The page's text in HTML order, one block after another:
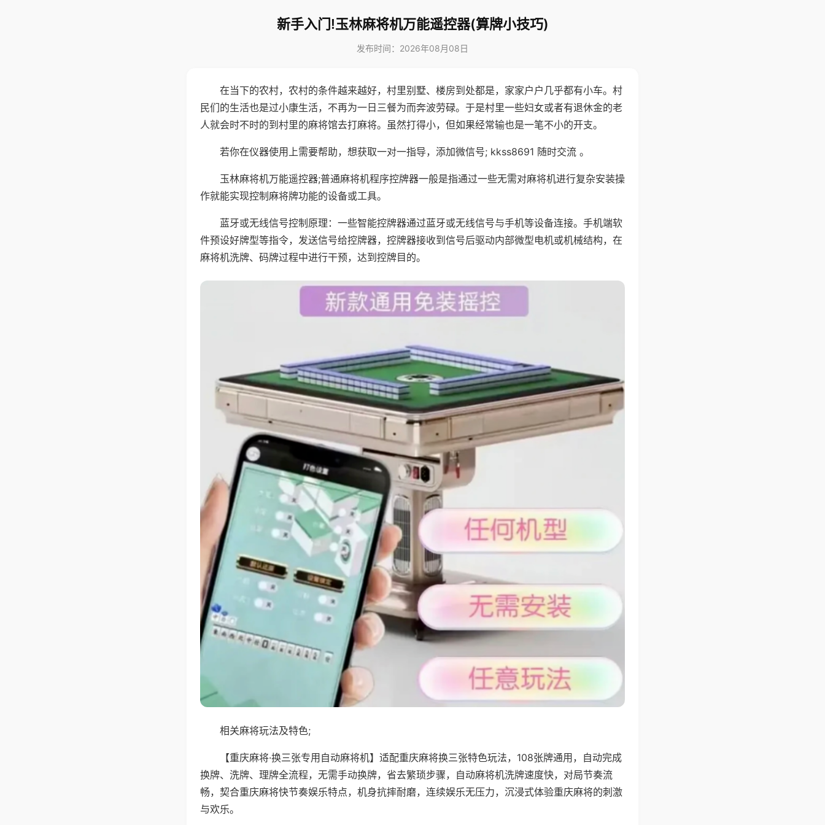
新手入门!玉林麻将机万能遥控器(算牌小技巧)
发布时间：2026年08月08日
在当下的农村，农村的条件越来越好，村里别墅、楼房到处都是，家家户户几乎都有小车。村
民们的生活也是过小康生活，不再为一日三餐为而奔波劳碌。于是村里一些妇女或者有退休金的老
人就会时不时的到村里的麻将馆去打麻将。虽然打得小，但如果经常输也是一笔不小的开支。
若你在仪器使用上需要帮助，想获取一对一指导，添加微信号; kkss8691 随时交流 。
玉林麻将机万能遥控器;普通麻将机程序控牌器一般是指通过一些无需对麻将机进行复杂安装操
作就能实现控制麻将牌功能的设备或工具。
蓝牙或无线信号控制原理：一些智能控牌器通过蓝牙或无线信号与手机等设备连接。手机端软
件预设好牌型等指令，发送信号给控牌器，控牌器接收到信号后驱动内部微型电机或机械结构，在
麻将机洗牌、码牌过程中进行干预，达到控牌目的。
相关麻将玩法及特色;
【重庆麻将·换三张专用自动麻将机】适配重庆麻将换三张特色玩法，108张牌通用，自动完成
换牌、洗牌、理牌全流程，无需手动换牌，省去繁琐步骤，自动麻将机洗牌速度快，对局节奏流
畅，契合重庆麻将快节奏娱乐特点，机身抗摔耐磨，连续娱乐无压力，沉浸式体验重庆麻将的刺激
与欢乐。